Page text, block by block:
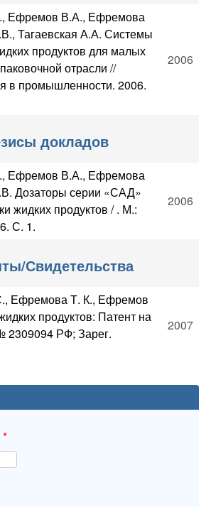
Ефремов В.А., Ефремова
Тагаевская А.А. Системы
продуктов для малых
отрасли //
в промышленности. 2006.
2006
докладов
Ефремов В.А., Ефремова
Дозаторы серии «САД»
жидких продуктов / . М.:
С. 1.
2006
Свидетельства
Ефремова Т. К., Ефремов
продуктов: Патент на
2309094 РФ; Зарег.
2007
*